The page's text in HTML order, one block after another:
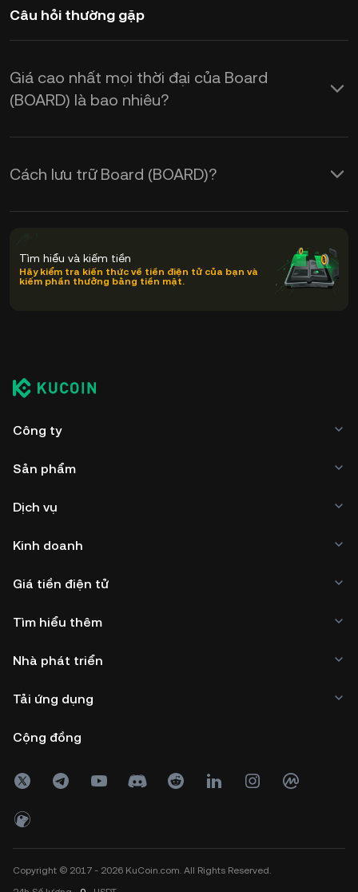
Câu hỏi thường gặp
Giá cao nhất mọi thời đại của Board
(BOARD) là bao nhiêu?
Cách lưu trữ Board (BOARD)?
Tìm hiểu và kiếm tiền
Hãy kiểm tra kiến thức về tiền điện tử của bạn và
kiếm phần thưởng bằng tiền mặt.
Công ty
Sản phẩm
Dịch vụ
Kinh doanh
Giá tiền điện tử
Tìm hiểu thêm
Nhà phát triển
Tải ứng dụng
Cộng đồng
Copyright © 2017 - 2026 KuCoin.com. All Rights Reserved.